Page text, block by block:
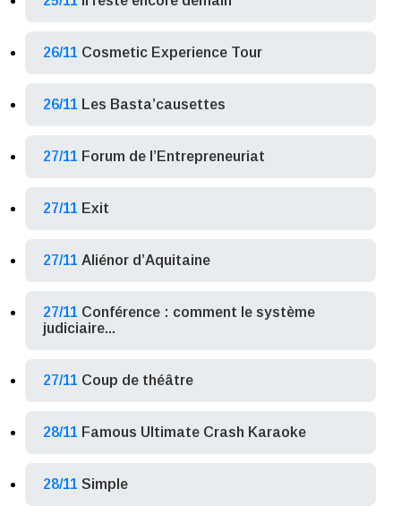
26/11 Cosmetic Experience Tour
26/11 Les Basta’causettes
27/11 Forum de l’Entrepreneuriat
27/11 Exit
27/11 Aliénor d’Aquitaine
27/11 Conférence : comment le système
judiciaire...
27/11 Coup de théâtre
28/11 Famous Ultimate Crash Karaoke
28/11 Simple